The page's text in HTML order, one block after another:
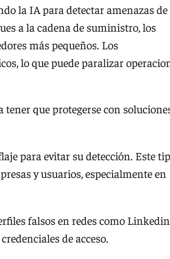
la IA para detectar amenazas de
a la cadena de suministro, los
más pequeños. Los
lo que puede paralizar
que protegerse con
para evitar su detección. Este
y usuarios, especialmente en
falsos en redes como
de acceso.